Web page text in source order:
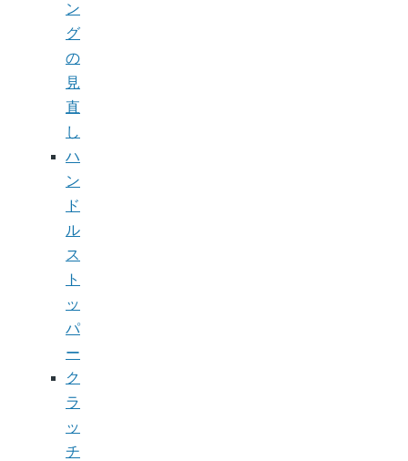
ン
グ
の
見
直
し
ハ
ン
ド
ル
ス
ト
ッ
パ
ー
ク
ラ
ッ
チ